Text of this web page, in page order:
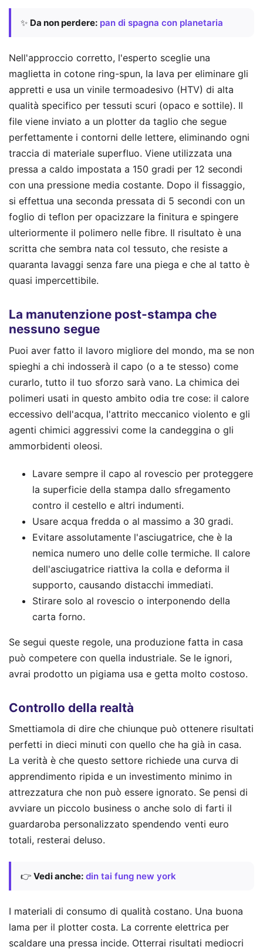
✨ Da non perdere: pan di spagna con planetaria
Nell'approccio corretto, l'esperto sceglie una
maglietta in cotone ring-spun, la lava per eliminare gli
appretti e usa un vinile termoadesivo (HTV) di alta
qualità specifico per tessuti scuri (opaco e sottile). Il
file viene inviato a un plotter da taglio che segue
perfettamente i contorni delle lettere, eliminando ogni
traccia di materiale superfluo. Viene utilizzata una
pressa a caldo impostata a 150 gradi per 12 secondi
con una pressione media costante. Dopo il fissaggio,
si effettua una seconda pressata di 5 secondi con un
foglio di teflon per opacizzare la finitura e spingere
ulteriormente il polimero nelle fibre. Il risultato è una
scritta che sembra nata col tessuto, che resiste a
quaranta lavaggi senza fare una piega e che al tatto è
quasi impercettibile.
La manutenzione post-stampa che
nessuno segue
Puoi aver fatto il lavoro migliore del mondo, ma se non
spieghi a chi indosserà il capo (o a te stesso) come
curarlo, tutto il tuo sforzo sarà vano. La chimica dei
polimeri usati in questo ambito odia tre cose: il calore
eccessivo dell'acqua, l'attrito meccanico violento e gli
agenti chimici aggressivi come la candeggina o gli
ammorbidenti oleosi.
Lavare sempre il capo al rovescio per proteggere
la superficie della stampa dallo sfregamento
contro il cestello e altri indumenti.
Usare acqua fredda o al massimo a 30 gradi.
Evitare assolutamente l'asciugatrice, che è la
nemica numero uno delle colle termiche. Il calore
dell'asciugatrice riattiva la colla e deforma il
supporto, causando distacchi immediati.
Stirare solo al rovescio o interponendo della
carta forno.
Se segui queste regole, una produzione fatta in casa
può competere con quella industriale. Se le ignori,
avrai prodotto un pigiama usa e getta molto costoso.
Controllo della realtà
Smettiamola di dire che chiunque può ottenere risultati
perfetti in dieci minuti con quello che ha già in casa.
La verità è che questo settore richiede una curva di
apprendimento ripida e un investimento minimo in
attrezzatura che non può essere ignorato. Se pensi di
avviare un piccolo business o anche solo di farti il
guardaroba personalizzato spendendo venti euro
totali, resterai deluso.
👉 Vedi anche: din tai fung new york
I materiali di consumo di qualità costano. Una buona
lama per il plotter costa. La corrente elettrica per
scaldare una pressa incide. Otterrai risultati mediocri